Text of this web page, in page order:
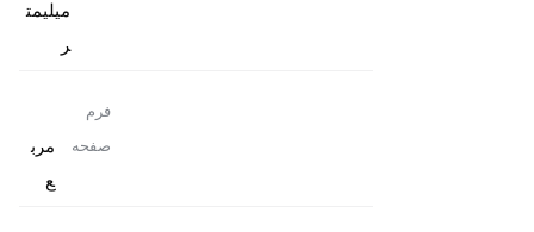
میلیمت
ر
فرم
صفحه
مرب
ع